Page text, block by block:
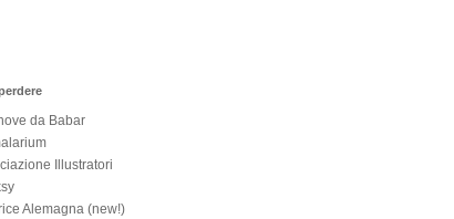
da Babar
Illustratori
Alemagna (new!)